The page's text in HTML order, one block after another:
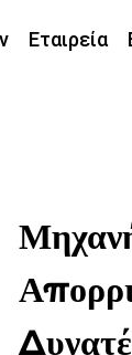
Εταιρεία